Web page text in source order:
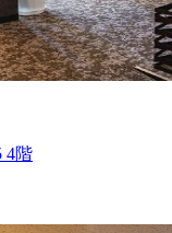
4階